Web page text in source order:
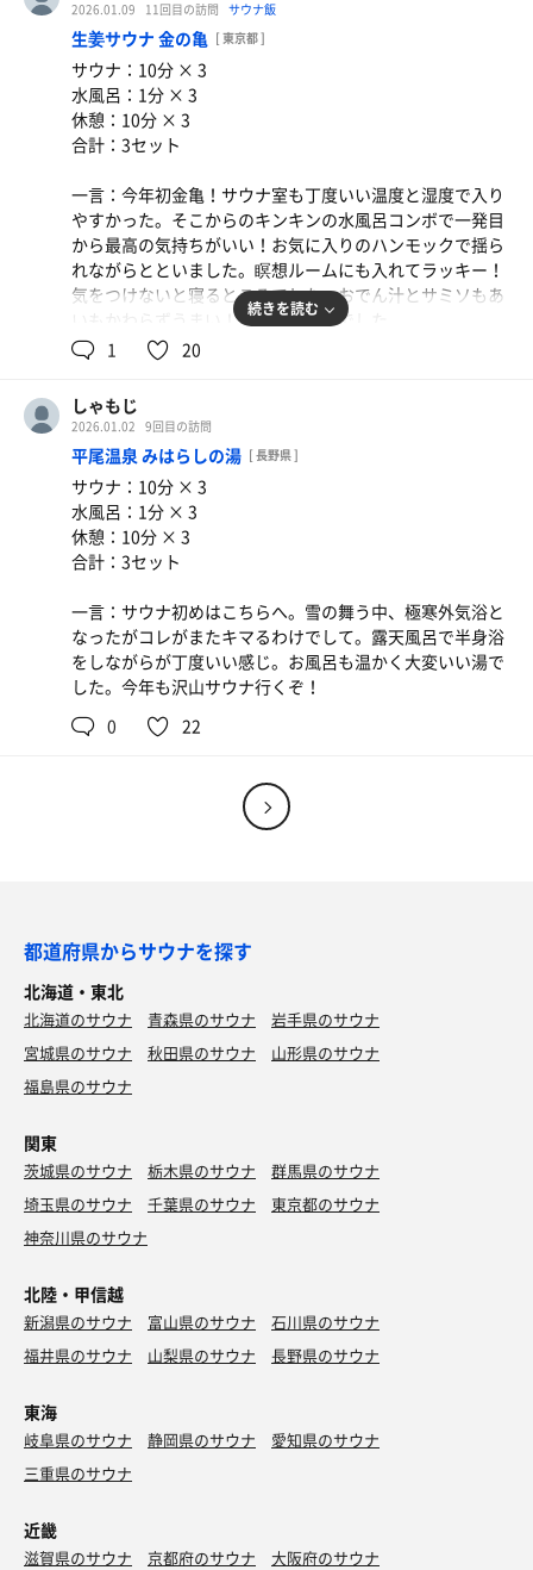
2026.01.09 11回目の訪問 サウナ飯
生姜サウナ 金の亀 [ 東京都 ]
サウナ：10分 × 3
水風呂：1分 × 3
休憩：10分 × 3
合計：3セット
一言：今年初金亀！サウナ室も丁度いい温度と湿度で入り
やすかった。そこからのキンキンの水風呂コンボで一発目
から最高の気持ちがいい！お気に入りのハンモックで揺ら
れながらとといました。瞑想ルームにも入れてラッキー！
気をつけないと寝るところでした。おでん汁とサミソもあ
いもかわらずうまい！大満足のサ活でした。
サ飯セット、生姜マシマシのやつ
う〜ん！生姜づくし！
続きを読む
1 20
しゃもじ
2026.01.02 9回目の訪問
平尾温泉 みはらしの湯 [ 長野県 ]
サウナ：10分 × 3
水風呂：1分 × 3
休憩：10分 × 3
合計：3セット
一言：サウナ初めはこちらへ。雪の舞う中、極寒外気浴と
なったがコレがまたキマるわけでして。露天風呂で半身浴
をしながらが丁度いい感じ。お風呂も温かく大変いい湯で
した。今年も沢山サウナ行くぞ！
0
22
都道府県からサウナを探す
北海道・東北
北海道のサウナ 青森県のサウナ
岩手県のサウナ
宮城県のサウナ
秋田県のサウナ
山形県のサウナ
福島県のサウナ
関東
茨城県のサウナ 栃木県のサウナ
群馬県のサウナ
埼玉県のサウナ
千葉県のサウナ
東京都のサウナ
神奈川県のサウナ
北陸・甲信越
新潟県のサウナ 富山県のサウナ
石川県のサウナ
福井県のサウナ
山梨県のサウナ 長野県のサウナ
東海
岐阜県のサウナ 静岡県のサウナ
愛知県のサウナ
三重県のサウナ
近畿
滋賀県のサウナ 京都府のサウナ
大阪府のサウナ